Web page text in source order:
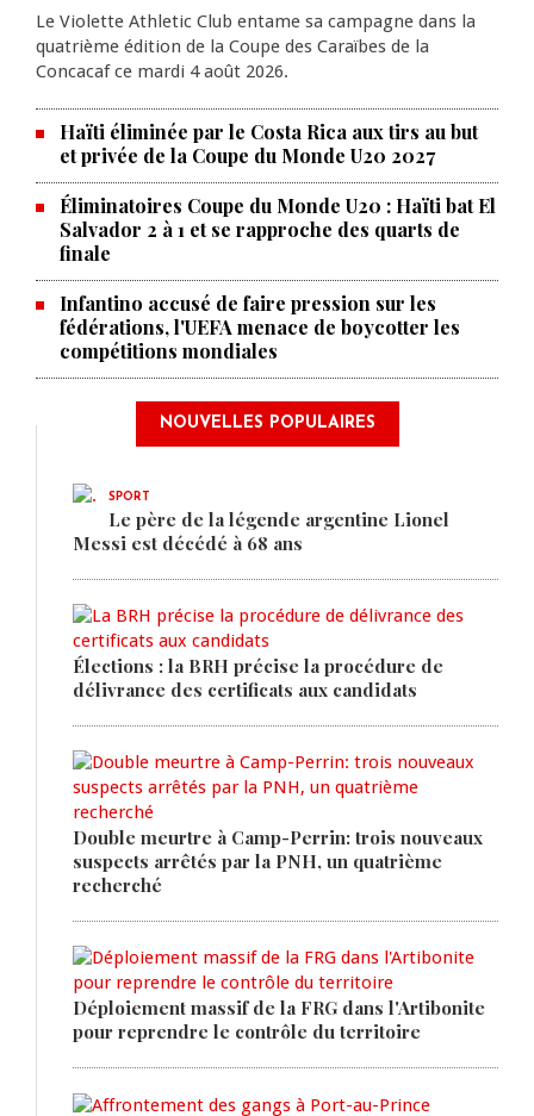
Le Violette Athletic Club entame sa campagne dans la
quatrième édition de la Coupe des Caraïbes de la
Concacaf ce mardi 4 août 2026.
Haïti éliminée par le Costa Rica aux tirs au but
et privée de la Coupe du Monde U20 2027
Éliminatoires Coupe du Monde U20 : Haïti bat El
Salvador 2 à 1 et se rapproche des quarts de
finale
Infantino accusé de faire pression sur les
fédérations, l'UEFA menace de boycotter les
compétitions mondiales
NOUVELLES POPULAIRES
SPORT
Le père de la légende argentine Lionel
Messi est décédé à 68 ans
Élections : la BRH précise la procédure de
délivrance des certificats aux candidats
Double meurtre à Camp-Perrin: trois nouveaux
suspects arrêtés par la PNH, un quatrième
recherché
Déploiement massif de la FRG dans l'Artibonite
pour reprendre le contrôle du territoire